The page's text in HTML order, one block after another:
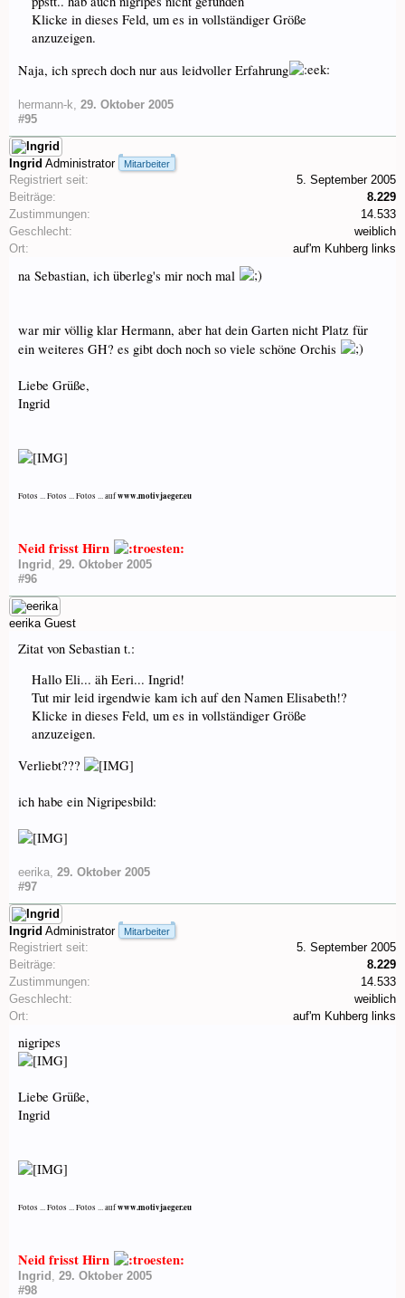
Klicke in dieses Feld, um es in vollständiger Größe
anzuzeigen.
Naja, ich sprech doch nur aus leidvoller Erfahrung
hermann-k 29. Oktober 2005
#95
Ingrid Administrator Mitarbeiter
Registriert seit:
5. September 2005
Beiträge:
8.229
Zustimmungen:
14.533
Geschlecht:
weiblich
Ort:
auf'm Kuhberg links
na Sebastian, ich überleg's mir noch mal
war mir völlig klar Hermann, aber hat dein Garten nicht Platz für
ein weiteres GH? es gibt doch noch so viele schöne Orchis
Liebe Grüße,
Ingrid
Fotos ... Fotos ... Fotos ... aufwww.motivjaeger.eu
Neid frisst Hirn
Ingrid 29. Oktober 2005
#96
eerika Guest
Zitat von Sebastian t.:
Hallo Eli... äh Eeri... Ingrid!
Tut mir leid irgendwie kam ich auf den Namen Elisabeth!?
Klicke in dieses Feld, um es in vollständiger Größe
anzuzeigen.
Verliebt???
ich habe ein Nigripesbild:
eerika 29. Oktober 2005
#97
Ingrid Administrator Mitarbeiter
Registriert seit:
5. September 2005
Beiträge:
8.229
Zustimmungen:
14.533
Geschlecht:
weiblich
Ort:
auf'm Kuhberg links
nigripes
Liebe Grüße,
Ingrid
Fotos ... Fotos ... Fotos ... aufwww.motivjaeger.eu
Neid frisst Hirn
Ingrid
29. Oktober 2005
#98